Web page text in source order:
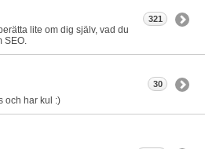
lite om dig själv, vad du
SEO.
321
och har kul :)
30